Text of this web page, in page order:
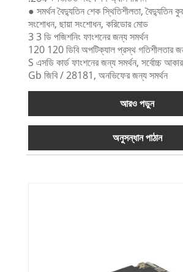
● সমর্থন বৈদ্যুতিন শেক স্থিতিশীলতা, বৈদ্যুতিন
সংশোধন, ছায়া সংশোধন, করিডোর মোড
3 3 ডি পজিশনিং ফাংশনের জন্য সমর্থন
120 120 ডিবি অপটিক্যাল প্রস্থ গতিশীলতার
S এসডি কার্ড ফাংশনের জন্য সমর্থন, সর্বোচ্চ
Gb জিবি / 28181, অনভিফের জন্য সমর্থন
আরও পড়ুন
অনুসন্ধান পাঠান